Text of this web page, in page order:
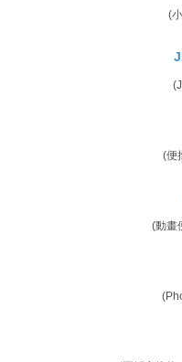
(
(便
(動畫